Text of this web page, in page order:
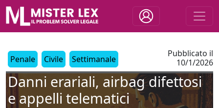
Penale Civile Settimanale
Pubblicato il
10/1/2026
Danni erariali, airbag difettosi
e appelli telematici